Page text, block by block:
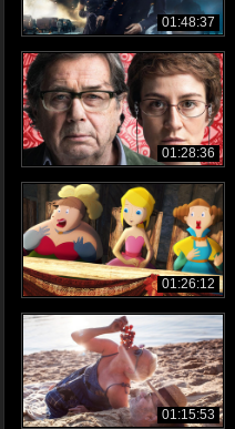
01:48:37
01:28:36
01:26:12
01:15:53